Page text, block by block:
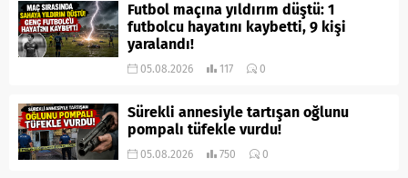
Futbol maçına yıldırım düştü: 1
futbolcu hayatını kaybetti, 9 kişi
yaralandı!
05.08.2026 117 0
Sürekli annesiyle tartışan oğlunu
pompalı tüfekle vurdu!
05.08.2026 750 0